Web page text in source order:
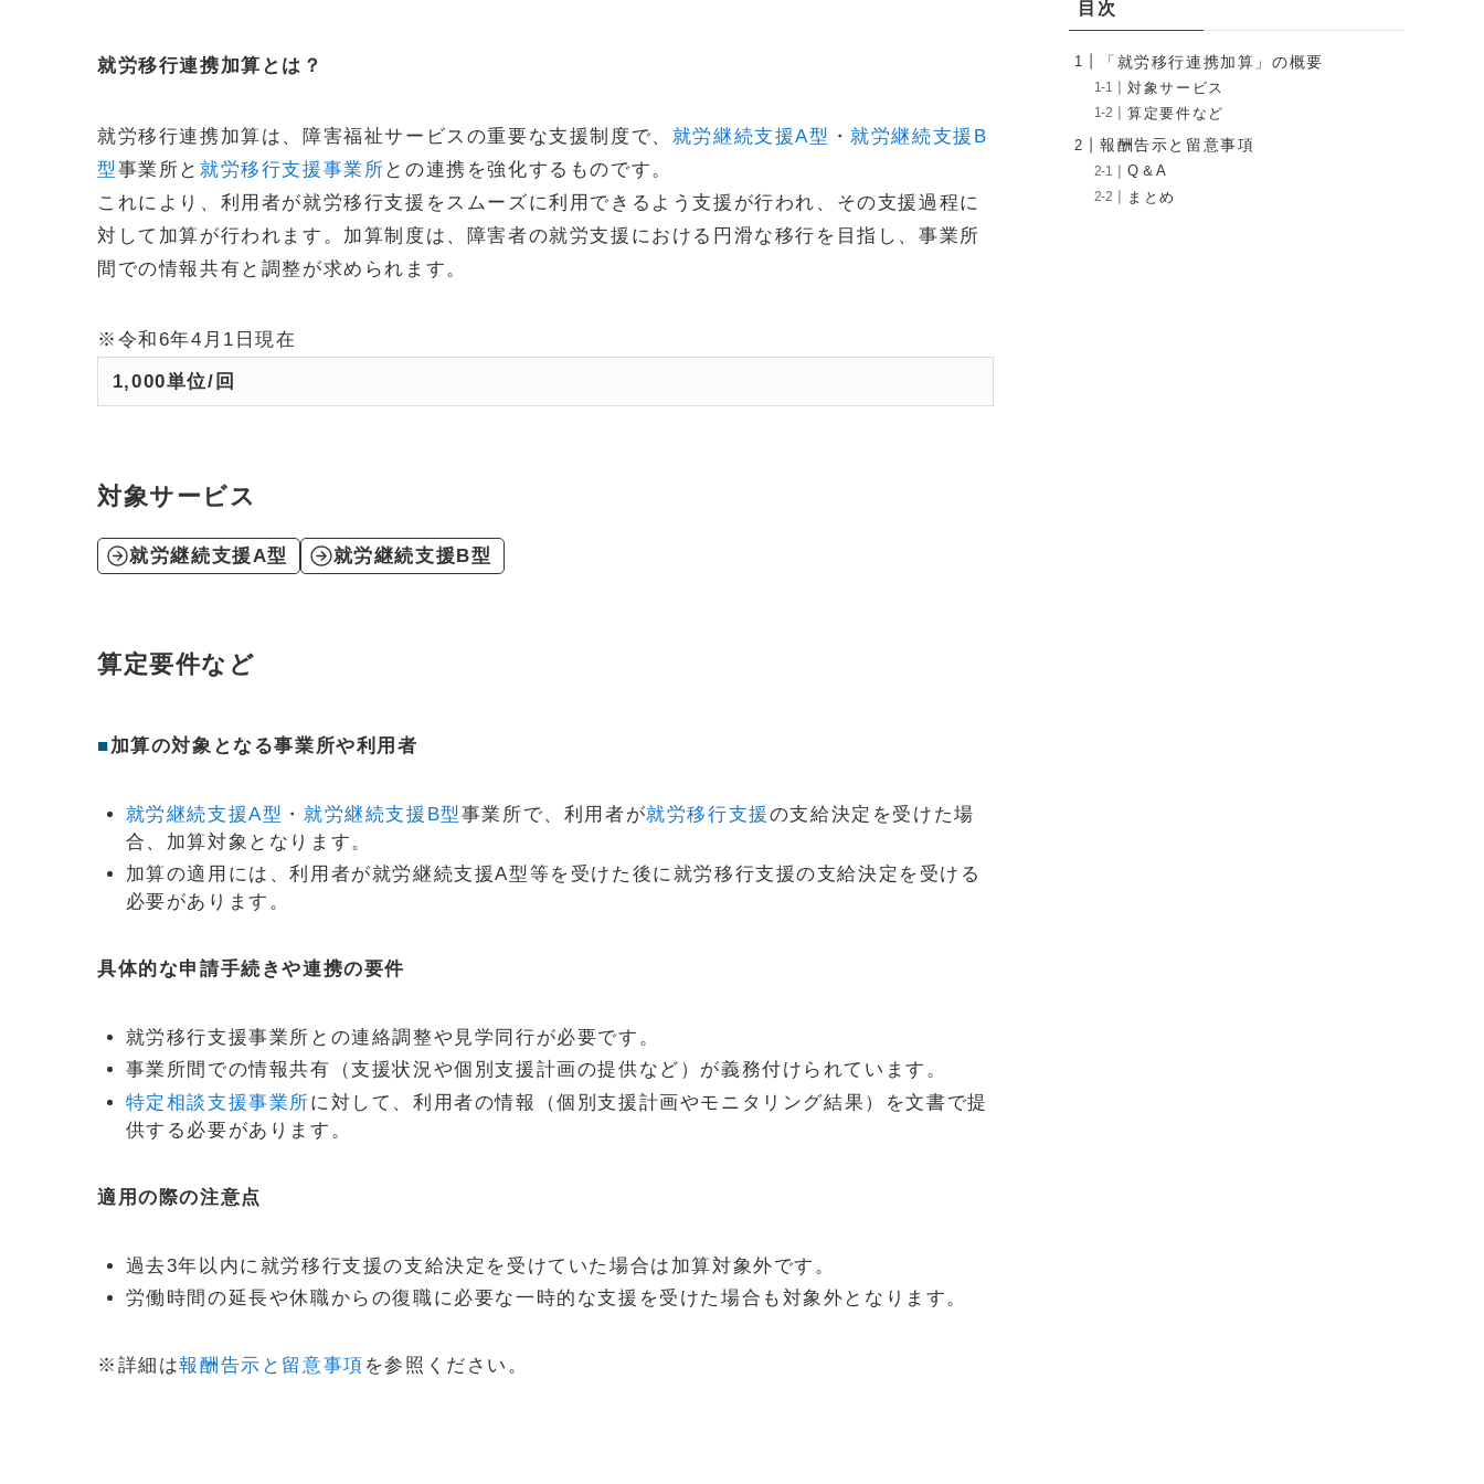
就労移行連携加算とは？
就労移行連携加算は、障害福祉サービスの重要な支援制度で、 就労継続支援A型 ・就労継続支援B
型 事業所と就労移行支援事業所 との連携を強化するものです。
これにより、利用者が就労移行支援をスムーズに利用できるよう支援が行われ、その支援過程に
対して加算が行われます。加算制度は、障害者の就労支援における円滑な移行を目指し、事業所
間での情報共有と調整が求められます。
※令和6年4月1日現在
1,000単位/回
対象サービス
就労継続支援A型 就労継続支援B型
算定要件など
■加算の対象となる事業所や利用者
就労継続支援A型 ・ 就労継続支援B型事業所で、利用者が就労移行支援の支給決定を受けた場
合、加算対象となります。
加算の適用には、利用者が就労継続支援A型等を受けた後に就労移行支援の支給決定を受ける
必要があります。
具体的な申請手続きや連携の要件
就労移行支援事業所との連絡調整や見学同行が必要です。
事業所間での情報共有（支援状況や個別支援計画の提供など）が義務付けられています。
特定相談支援事業所に対して、利用者の情報（個別支援計画やモニタリング結果）を文書で提
供する必要があります。
適用の際の注意点
過去3年以内に就労移行支援の支給決定を受けていた場合は加算対象外です。
労働時間の延長や休職からの復職に必要な一時的な支援を受けた場合も対象外となります。
※詳細は報酬告示と留意事項 を参照ください。
目次
「就労移行連携加算」の概要
対象サービス
算定要件など
報酬告示と留意事項
Q＆A
まとめ